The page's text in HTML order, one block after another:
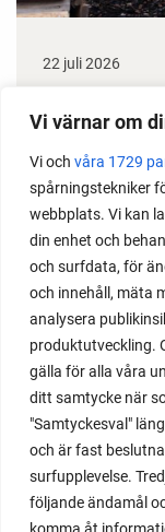
Vi värnar om
Vi och våra 1729
spårningstekniker
webbplats. Vi kan
din enhet och
och surfdata, för
och innehåll, mäta
analysera
produktutveckling.
gälla för alla våra
ditt samtycke när
"Samtyckesval"
och är fast
surfupplevelse.
följande ändamål
22 juli 2026
växter i en
Perfekt om du